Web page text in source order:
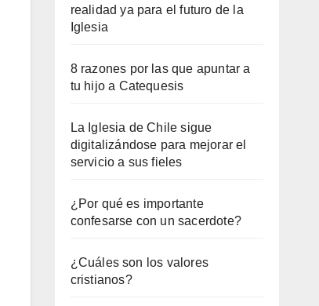
realidad ya para el futuro de la
Iglesia
8 razones por las que apuntar a
tu hijo a Catequesis
La Iglesia de Chile sigue
digitalizándose para mejorar el
servicio a sus fieles
¿Por qué es importante
confesarse con un sacerdote?
¿Cuáles son los valores
cristianos?